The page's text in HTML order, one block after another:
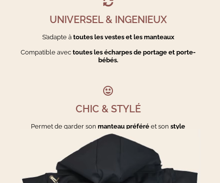
UNIVERSEL & INGENIEUX
S’adapte à toutes les vestes et les manteaux
Compatible avectoutes les écharpes de portage et porte-
bébés.
CHIC & STYLÉ
Permet de garder sonmanteau préféré et sonstyle
Tissus intérieurs en éditions limitéespour